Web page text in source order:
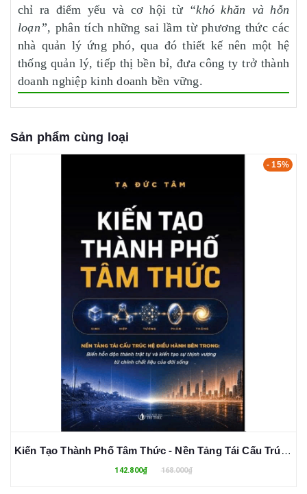
chỉ ra điểm yếu và cơ hội từ “khó khăn và hỗn
loạn”, phân tích những sai lầm từ phương thức các
nhà quản lý ứng phó, qua đó thiết kế nên một hệ
thống quản lý, tiếp thị bền bỉ, đưa công ty trở thành
doanh nghiệp kinh doanh bền vững.
Sản phẩm cùng loại
- 15%
Kiến Tạo Thành Phố Tâm Thức - Nền Tảng Tái Cấu Trúc Hệ Điều Hành Bên Trong - Tạ Đức Tâm
142.800₫ 168.000₫